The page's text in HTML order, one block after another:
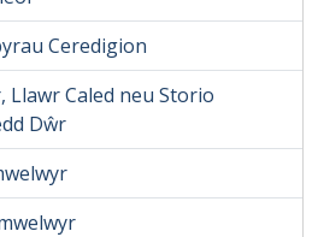
Ceredigion
Caled neu Storio
Dŵr